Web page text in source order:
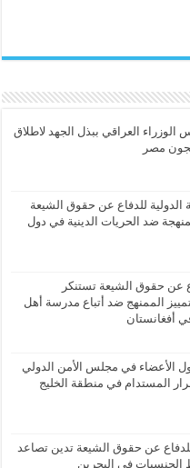
العراقي ببذل الجهد لاطلاق
مصر
للدفاع عن حقوق الشيعة
ضد الحريات الدينية في دول
عن حقوق الشيعة تستنكر
الممنهج ضد أتباع مدرسة أهل
أفغانستان
الأعضاء في مجلس الأمن الدولي
المستدام في منطقة الخليج
للدفاع عن حقوق الشيعة تدين تصاعد
الجنسيات في البحرين